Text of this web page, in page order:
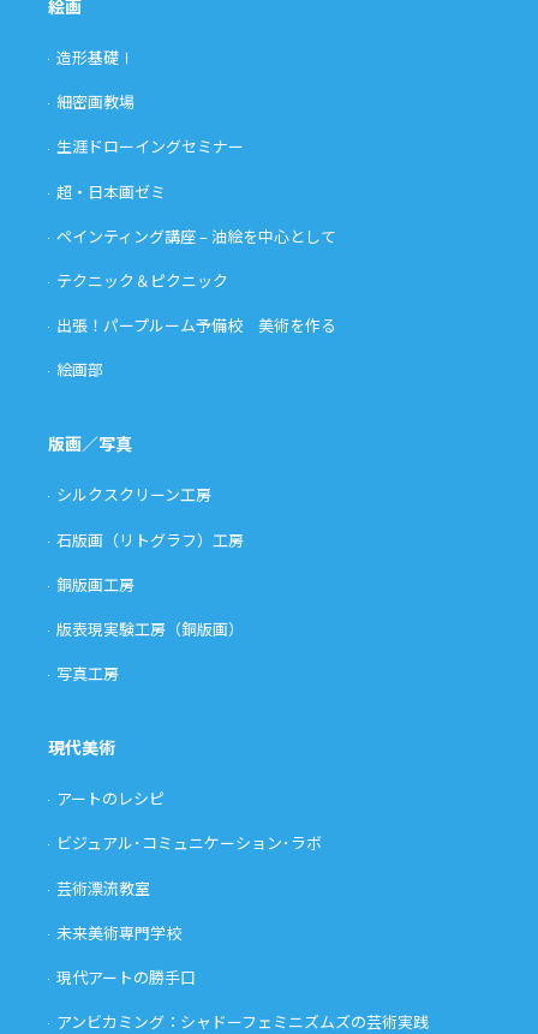
絵画
造形基礎Ⅰ
細密画教場
生涯ドローイングセミナー
超・日本画ゼミ
ペインティング講座 – 油絵を中心として
テクニック＆ピクニック
出張！パープルーム予備校 美術を作る
絵画部
版画／写真
シルクスクリーン工房
石版画（リトグラフ）工房
銅版画工房
版表現実験工房（銅版画）
写真工房
現代美術
アートのレシピ
ビジュアル･コミュニケーション･ラボ
芸術漂流教室
未来美術専門学校
現代アートの勝手口
アンビカミング：シャドーフェミニズムズの芸術実践